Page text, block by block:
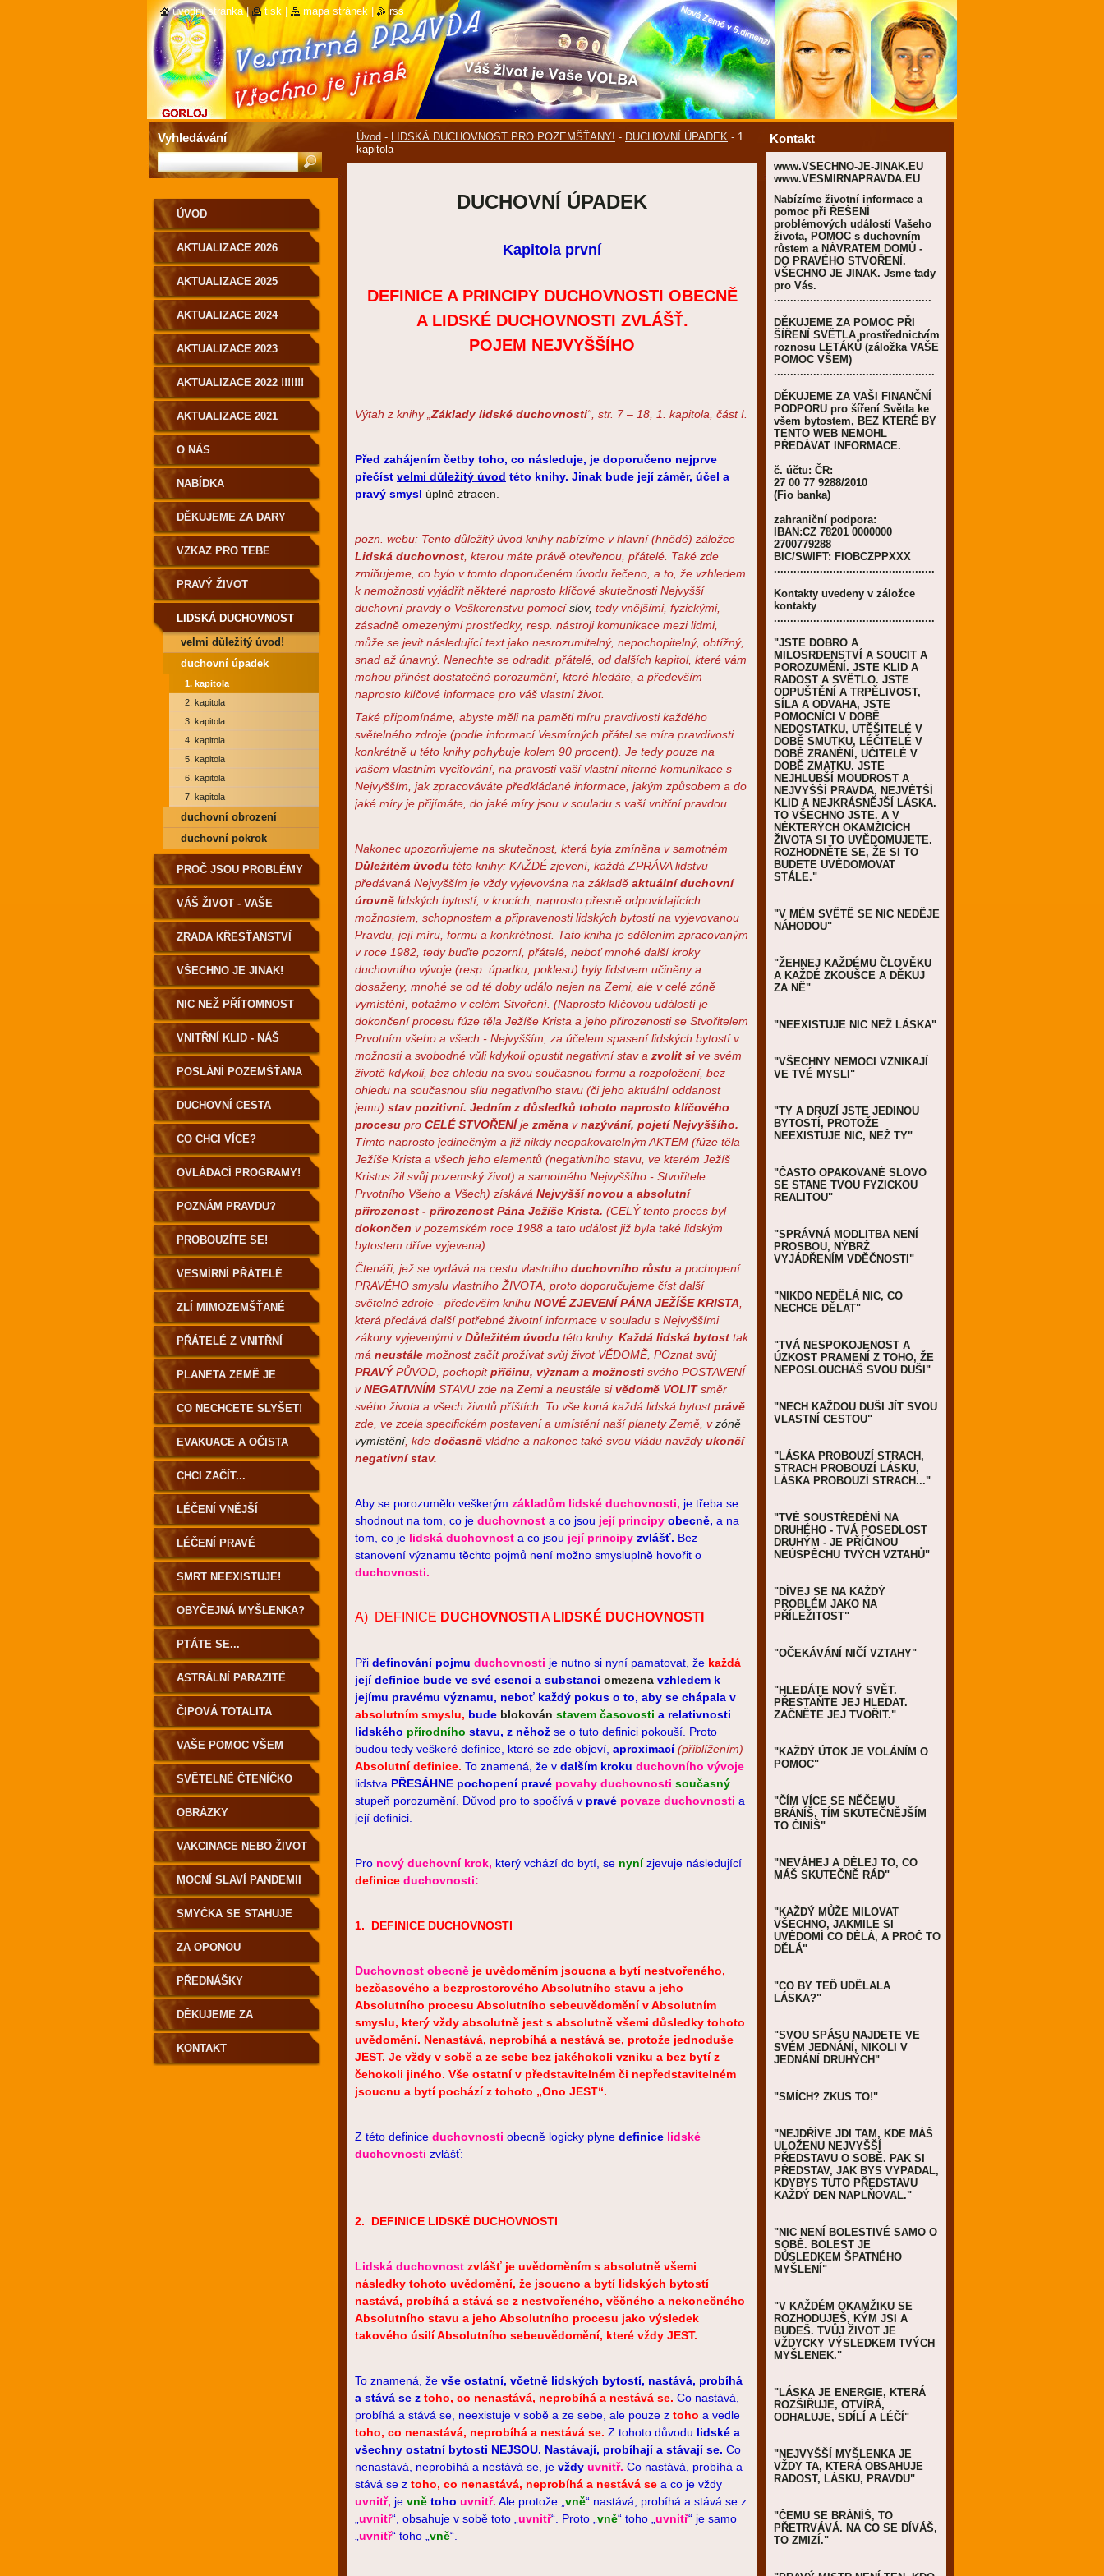
Úvod - LIDSKÁ DUCHOVNOST PRO POZEMŠŤANY! - DUCHOVNÍ ÚPADEK - 1.
kapitola
DUCHOVNÍ ÚPADEK
Kapitola první
DEFINICE A PRINCIPY DUCHOVNOSTI OBECNĚ
A LIDSKÉ DUCHOVNOSTI ZVLÁŠŤ.
POJEM NEJVYŠŠÍHO
Výtah z knihy „ Základy lidské duchovnosti“, str. 7 – 18, 1. kapitola, část I.
Před zahájením četby toho, co následuje, je doporučeno nejprve
přečíst velmi důležitý úvod této knihy. Jinak bude její záměr, účel a
pravý smysl úplně ztracen.
pozn. webu: Tento důležitý úvod knihy nabízíme v hlavní (hnědé) záložce
Lidská duchovnost , kterou máte právě otevřenou, přátelé. Také zde
zmiňujeme, co bylo v tomto doporučeném úvodu řečeno, a to, že vzhledem
k nemožnosti vyjádřit některé naprosto klíčové skutečnosti Nejvyšší
duchovní pravdy o Veškerenstvu pomocíslov, tedy vnějšími, fyzickými,
zásadně omezenými prostředky, resp. nástroji komunikace mezi lidmi,
může se jevit následující text jako nesrozumitelný, nepochopitelný, obtížný,
snad až únavný. Nenechte se odradit, přátelé, od dalších kapitol, které vám
mohou přinést dostatečné porozumění, které hledáte, a především
naprosto klíčové informace pro váš vlastní život.
Také připomínáme, abyste měli na paměti míru pravdivosti každého
světelného zdroje (podle informací Vesmírných přátel se míra pravdivosti
konkrétně u této knihy pohybuje kolem 90 procent). Je tedy pouze na
vašem vlastním vyciťování, na pravosti vaší vlastní niterné komunikace s
Nejvyšším, jak zpracováváte předkládané informace, jakým způsobem a do
jaké míry je přijímáte, do jaké míry jsou v souladu s vaší vnitřní pravdou.
Nakonec upozorňujeme na skutečnost, která byla zmíněna v samotném
Důležitém úvodu této knihy: KAŽDÉ zjevení, každá ZPRÁVA lidstvu
předávaná Nejvyšším je vždy vyjevována na základě aktuální duchovní
úrovně lidských bytostí, v krocích, naprosto přesně odpovídajících
možnostem, schopnostem a připravenosti lidských bytostí na vyjevovanou
Pravdu, její míru, formu a konkrétnost. Tato kniha je sdělením zpracovaným
v roce 1982, tedy buďte pozorní, přátelé, neboť mnohé další kroky
duchovního vývoje (resp. úpadku, poklesu) byly lidstvem učiněny a
dosaženy, mnohé se od té doby událo nejen na Zemi, ale v celé zóně
vymístění, potažmo v celém Stvoření. (Naprosto klíčovou událostí je
dokončení procesu fúze těla Ježíše Krista a jeho přirozenosti se Stvořitelem
Prvotním všeho a všech - Nejvyšším, za účelem spasení lidských bytostí v
možnosti a svobodné vůli kdykoli opustit negativní stav a zvolit si ve svém
životě kdykoli, bez ohledu na svou současnou formu a rozpoložení, bez
ohledu na současnou sílu negativního stavu (či jeho aktuální oddanost
jemu) stav pozitivní. Jedním z důsledků tohoto naprosto klíčového
procesu pro CELÉ STVOŘENÍ je změna vnazývání, pojetí Nejvyššího.
Tímto naprosto jedinečným a již nikdy neopakovatelným AKTEM (fúze těla
Ježíše Krista a všech jeho elementů (negativního stavu, ve kterém Ježíš
Kristus žil svůj pozemský život) a samotného Nejvyššího - Stvořitele
Prvotního Všeho a Všech) získává Nejvyšší novou a absolutní
přirozenost - přirozenost Pána Ježíše Krista. (CELÝ tento proces byl
dokončen v pozemském roce 1988 a tato událost již byla také lidským
bytostem dříve vyjevena).
Čtenáři, jež se vydává na cestu vlastního duchovního růstu a pochopení
PRAVÉHO smyslu vlastního ŽIVOTA, proto doporučujeme číst další
světelné zdroje - především knihu NOVÉ ZJEVENÍ PÁNA JEŽÍŠE KRISTA
která předává další potřebné životní informace v souladu s Nejvyššími
zákony vyjevenými vDůležitém úvodu této knihy. Každá lidská bytost tak
má neustále možnost začít prožívat svůj život VĚDOMĚ, POznat svůj
PRAVÝPŮVOD, pochopitpříčinu, význam a možnosti svého POSTAVENÍ
vNEGATIVNÍM STAVU zde na Zemi a neustále sivědomě VOLITsměr
svého života a všech životů příštích. To vše koná každá lidská bytostprávě
zde, ve zcela specifickém postavení a umístění naší planety Země, vzóně
vymístění, kde dočasně vládne a nakonec také svou vládu navždyukončí
negativní stav.
Aby se porozumělo veškerým základům lidské duchovnosti, je třeba se
shodnout na tom, co je duchovnost a co jsou její principy obecně, a na
tom, co je lidská duchovnost a co jsou její principy zvlášť. Bez
stanovení významu těchto pojmů není možno smysluplně hovořit o
duchovnosti.
A) DEFINICE DUCHOVNOSTI A LIDSKÉ DUCHOVNOSTI
Při definování pojmu duchovnosti je nutno si nyní pamatovat, že každá
její definice bude ve své esenci a substanci omezena vzhledem k
jejímu pravému významu, neboť každý pokus o to, aby se chápala v
absolutním smyslu, bude blokován stavem časovosti a relativnosti
lidského přírodního stavu, z něhož se o tuto definici pokouší. Proto
budou tedy veškeré definice, které se zde objeví, aproximací (přiblížením)
Absolutní definice. To znamená, že v dalším kroku duchovního vývoje
lidstva PŘESÁHNE pochopení pravé povahy duchovnosti současný
stupeň porozumění. Důvod pro to spočívá v pravé povaze duchovnosti a
její definici.
Pro nový duchovní krok, který vchází do bytí, se nynízjevuje následující
definice duchovnosti:
1. DEFINICE DUCHOVNOSTI
Duchovnost obecně je uvědoměním jsoucna a bytí nestvořeného,
bezčasového a bezprostorového Absolutního stavu a jeho
Absolutního procesu Absolutního sebeuvědomění v Absolutním
smyslu, který vždy absolutně jest s absolutně všemi důsledky tohoto
uvědomění. Nenastává, neprobíhá a nestává se, protože jednoduše
JEST. Je vždy v sobě a ze sebe bez jakéhokoli vzniku a bez bytí z
čehokoli jiného. Vše ostatní v představitelném či nepředstavitelném
jsoucnu a bytí pochází z tohoto „Ono JEST“.
Z této definice duchovnosti obecně logicky plyne definice lidské
duchovnosti zvlášť:
2. DEFINICE LIDSKÉ DUCHOVNOSTI
Lidská duchovnost zvlášť je uvědoměním s absolutně všemi
následky tohoto uvědomění, že jsoucno a bytí lidských bytostí
nastává, probíhá a stává se z nestvořeného, věčného a nekonečného
Absolutního stavu a jeho Absolutního procesu jako výsledek
takového úsilí Absolutního sebeuvědomění, které vždy JEST.
To znamená, že vše ostatní, včetně lidských bytostí, nastává, probíhá
a stává se z toho, co nenastává, neprobíhá a nestává se. Co nastává,
probíhá a stává se, neexistuje v sobě a ze sebe, ale pouze z toho a vedle
toho, co nenastává, neprobíhá a nestává se. Z tohoto důvodu lidské a
všechny ostatní bytosti NEJSOU. Nastávají, probíhají a stávají se. Co
nenastává, neprobíhá a nestává se, je vždy uvnitř. Co nastává, probíhá a
stává se z toho, co nenastává, neprobíhá a nestává se a co je vždy
uvnitř, je vně toho uvnitř. Ale protože „ vně“ nastává, probíhá a stává se z
uvnitř“, obsahuje v sobě toto „ uvnitř“. Proto „ vně“ toho „ uvnitř“ je samo
uvnitř“ toho „ vně“.
ÚVOD
AKTUALIZACE 2026
AKTUALIZACE 2025
AKTUALIZACE 2024
AKTUALIZACE 2023
AKTUALIZACE 2022 !!!!!!!
AKTUALIZACE 2021
O NÁS
NABÍDKA
DĚKUJEME ZA DARY
VZKAZ PRO TEBE
PRAVÝ ŽIVOT
LIDSKÁ DUCHOVNOST
PRO POZEMŠŤANY!
velmi důležitý úvod!
duchovní úpadek
1. kapitola
2. kapitola
3. kapitola
4. kapitola
5. kapitola
6. kapitola
7. kapitola
duchovní obrození
duchovní pokrok
PROČ JSOU PROBLÉMY
A NEMOCI?
VÁŠ ŽIVOT - VAŠE
VOLBA
ZRADA KŘESŤANSTVÍ
VŠECHNO JE JINAK!
NIC NEŽ PŘÍTOMNOST
VNITŘNÍ KLID - NÁŠ
DOMOV
POSLÁNÍ POZEMŠŤANA
DUCHOVNÍ CESTA
POZEMŠŤANA
CO CHCI VÍCE?
OVLÁDACÍ PROGRAMY!
POZNÁM PRAVDU?
PROBOUZÍTE SE!
VESMÍRNÍ PŘÁTELÉ
ZLÍ MIMOZEMŠŤANÉ
PŘÁTELÉ Z VNITŘNÍ
ZEMĚ
PLANETA ZEMĚ JE
DUTÁ!
CO NECHCETE SLYŠET!
EVAKUACE A OČISTA
ZEMĚ
CHCI ZAČÍT...
LÉČENÍ VNĚJŠÍ
LÉČENÍ PRAVÉ
SMRT NEEXISTUJE!
OBYČEJNÁ MYŠLENKA?
PTÁTE SE...
ASTRÁLNÍ PARAZITÉ
ČIPOVÁ TOTALITA
VAŠE POMOC VŠEM
SVĚTELNÉ ČTENÍČKO
OBRÁZKY
VAKCINACE NEBO ŽIVOT
MOCNÍ SLAVÍ PANDEMII
SMYČKA SE STAHUJE
ZA OPONOU
PŘEDNÁŠKY
DĚKUJEME ZA
PODPORU
KONTAKT
Kontakt
www.VSECHNO-JE-JINAK.EU
www.VESMIRNAPRAVDA.EU
Nabízíme životní informace a
pomoc při ŘEŠENÍ
problémových událostí Vašeho
života, POMOC s duchovním
růstem a NÁVRATEM DOMŮ -
DO PRAVÉHO STVOŘENÍ.
VŠECHNO JE JINAK. Jsme tady
pro Vás.
................................................
DĚKUJEME ZA POMOC PŘI
ŠÍŘENÍ SVĚTLA prostřednictvím
roznosu LETÁKŮ (záložka VAŠE
POMOC VŠEM)
.................................................
DĚKUJEME ZA VAŠI FINANČNÍ
PODPORU pro šíření Světla ke
všem bytostem, BEZ KTERÉ BY
TENTO WEB NEMOHL
PŘEDÁVAT INFORMACE.
č. účtu: ČR:
27 00 77 9288/2010
(Fio banka)
zahraniční podpora:
IBAN:CZ 78201 0000000
2700779288
BIC/SWIFT: FIOBCZPPXXX
.................................................
Kontakty uvedeny v záložce
kontakty
.................................................
"JSTE DOBRO A
MILOSRDENSTVÍ A SOUCIT A
POROZUMĚNÍ. JSTE KLID A
RADOST A SVĚTLO. JSTE
ODPUŠTĚNÍ A TRPĚLIVOST,
SÍLA A ODVAHA, JSTE
POMOCNÍCI V DOBĚ
NEDOSTATKU, UTĚŠITELÉ V
DOBĚ SMUTKU, LÉČITELÉ V
DOBĚ ZRANĚNÍ, UČITELÉ V
DOBĚ ZMATKU. JSTE
NEJHLUBŠÍ MOUDROST A
NEJVYŠŠÍ PRAVDA, NEJVĚTŠÍ
KLID A NEJKRÁSNĚJŠÍ LÁSKA.
TO VŠECHNO JSTE. A V
NĚKTERÝCH OKAMŽICÍCH
ŽIVOTA SI TO UVĚDOMUJETE.
ROZHODNĚTE SE, ŽE SI TO
BUDETE UVĚDOMOVAT
STÁLE."
"V MÉM SVĚTĚ SE NIC NEDĚJE
NÁHODOU"
"ŽEHNEJ KAŽDÉMU ČLOVĚKU
A KAŽDÉ ZKOUŠCE A DĚKUJ
ZA NĚ"
"NEEXISTUJE NIC NEŽ LÁSKA"
"VŠECHNY NEMOCI VZNIKAJÍ
VE TVÉ MYSLI"
"TY A DRUZÍ JSTE JEDINOU
BYTOSTÍ, PROTOŽE
NEEXISTUJE NIC, NEŽ TY"
"ČASTO OPAKOVANÉ SLOVO
SE STANE TVOU FYZICKOU
REALITOU"
"SPRÁVNÁ MODLITBA NENÍ
PROSBOU, NÝBRŽ
VYJÁDŘENÍM VDĚČNOSTI"
"NIKDO NEDĚLÁ NIC, CO
NECHCE DĚLAT"
"TVÁ NESPOKOJENOST A
ÚZKOST PRAMENÍ Z TOHO, ŽE
NEPOSLOUCHÁŠ SVOU DUŠI"
"NECH KAŽDOU DUŠI JÍT SVOU
VLASTNÍ CESTOU"
"LÁSKA PROBOUZÍ STRACH,
STRACH PROBOUZÍ LÁSKU,
LÁSKA PROBOUZÍ STRACH..."
"TVÉ SOUSTŘEDĚNÍ NA
DRUHÉHO - TVÁ POSEDLOST
DRUHÝM - JE PŘÍČINOU
NEÚSPĚCHU TVÝCH VZTAHŮ"
"DÍVEJ SE NA KAŽDÝ
PROBLÉM JAKO NA
PŘÍLEŽITOST"
"OČEKÁVÁNÍ NIČÍ VZTAHY"
"HLEDÁTE NOVÝ SVĚT.
PŘESTAŇTE JEJ HLEDAT.
ZAČNĚTE JEJ TVOŘIT."
"KAŽDÝ ÚTOK JE VOLÁNÍM O
POMOC"
"ČÍM VÍCE SE NĚČEMU
BRÁNÍŠ, TÍM SKUTEČNĚJŠÍM
TO ČINÍŠ"
"NEVÁHEJ A DĚLEJ TO, CO
MÁŠ SKUTEČNĚ RÁD"
"KAŽDÝ MŮŽE MILOVAT
VŠECHNO, JAKMILE SI
UVĚDOMÍ CO DĚLÁ, A PROČ TO
DĚLÁ"
"CO BY TEĎ UDĚLALA
LÁSKA?"
"SVOU SPÁSU NAJDETE VE
SVÉM JEDNÁNÍ, NIKOLI V
JEDNÁNÍ DRUHÝCH"
"SMÍCH? ZKUS TO!"
"NEJDŘÍVE JDI TAM, KDE MÁŠ
ULOŽENU NEJVYŠŠÍ
PŘEDSTAVU O SOBĚ. PAK SI
PŘEDSTAV, JAK BYS VYPADAL,
KDYBYS TUTO PŘEDSTAVU
KAŽDÝ DEN NAPLŇOVAL."
"NIC NENÍ BOLESTIVÉ SAMO O
SOBĚ. BOLEST JE
DŮSLEDKEM ŠPATNÉHO
MYŠLENÍ"
"V KAŽDÉM OKAMŽIKU SE
ROZHODUJEŠ, KÝM JSI A
BUDEŠ. TVŮJ ŽIVOT JE
VŽDYCKY VÝSLEDKEM TVÝCH
MYŠLENEK."
"LÁSKA JE ENERGIE, KTERÁ
ROZŠIŘUJE, OTVÍRÁ,
ODHALUJE, SDÍLÍ A LÉČÍ"
"NEJVYŠŠÍ MYŠLENKA JE
VŽDY TA, KTERÁ OBSAHUJE
RADOST, LÁSKU, PRAVDU"
"ČEMU SE BRÁNÍŠ, TO
PŘETRVÁVÁ. NA CO SE DÍVÁŠ,
TO ZMIZÍ."
Vyhledávání
úvodní stránka | tisk mapa stránek rss